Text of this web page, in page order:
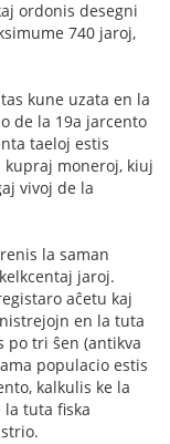
ordonis desegni
740 jaroj,
kune uzata en la
de la 19a jarcento
taeloj estis
moneroj, kiuj
vivoj de la
la saman
jaroj.
aĉetu kaj
en la tuta
po tri ŝen (antikva
populacio estis
kalkulis ke la
tuta fiska